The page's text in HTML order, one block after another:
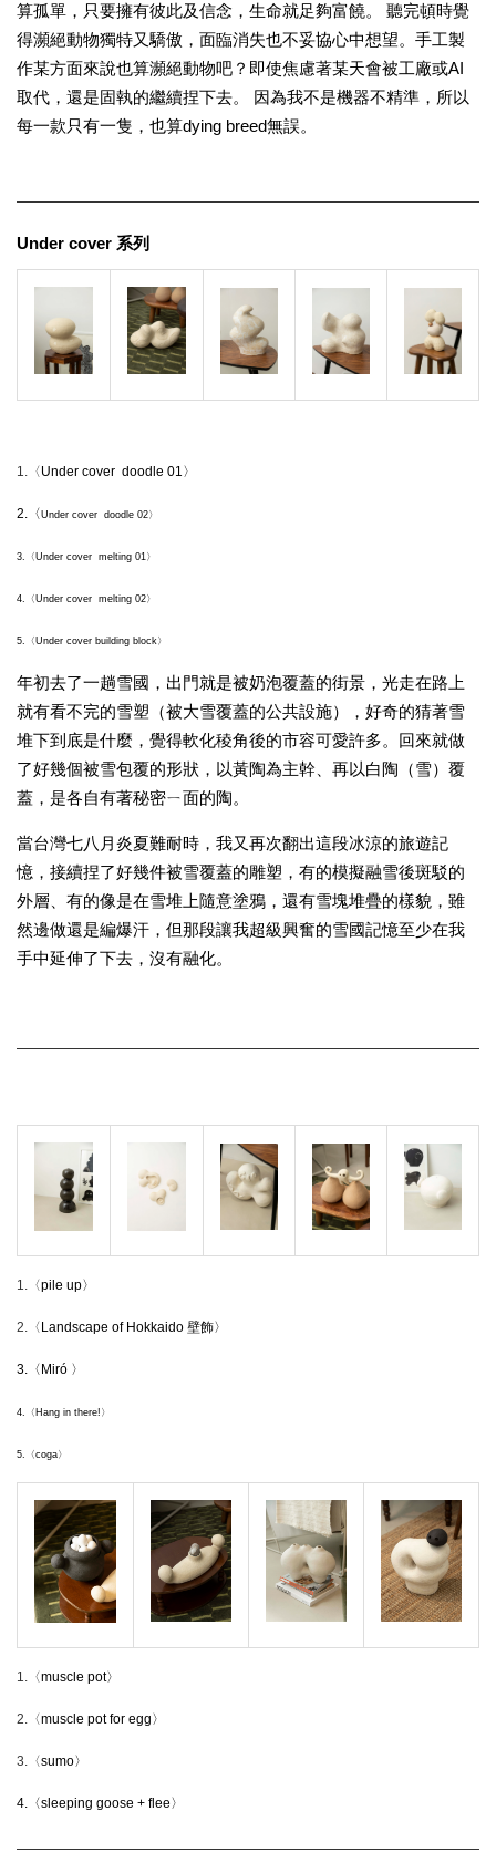
算孤單，只要擁有彼此及信念，生命就足夠富饒。 聽完頓時覺
得瀕絕動物獨特又驕傲，面臨消失也不妥協心中想望。手工製
作某方面來說也算瀕絕動物吧？即使焦慮著某天會被工廠或AI
取代，還是固執的繼續捏下去。 因為我不是機器不精準，所以
每一款只有一隻，也算dying breed無誤。
Under cover 系列
1.〈Under cover  doodle 01〉
2.〈Under cover  doodle 02〉
3.〈Under cover  melting 01〉
4.〈Under cover  melting 02〉
5.〈Under cover building block〉
年初去了一趟雪國，出門就是被奶泡覆蓋的街景，光走在路上
就有看不完的雪塑（被大雪覆蓋的公共設施），好奇的猜著雪
堆下到底是什麼，覺得軟化稜角後的市容可愛許多。回來就做
了好幾個被雪包覆的形狀，以黃陶為主幹、再以白陶（雪）覆
蓋，是各自有著秘密ㄧ面的陶。
當台灣七八月炎夏難耐時，我又再次翻出這段冰涼的旅遊記
憶，接續捏了好幾件被雪覆蓋的雕塑，有的模擬融雪後斑駁的
外層、有的像是在雪堆上隨意塗鴉，還有雪塊堆疊的樣貌，雖
然邊做還是編爆汗，但那段讓我超級興奮的雪國記憶至少在我
手中延伸了下去，沒有融化。
1.〈pile up〉
2.〈 Landscape of Hokkaido 壁飾〉
3.〈 Miró 〉
4.〈 Hang in there!〉
5.〈coga〉
1.〈muscle pot〉
2.〈muscle pot for egg〉
3.〈sumo〉
4.〈sleeping goose + flee〉